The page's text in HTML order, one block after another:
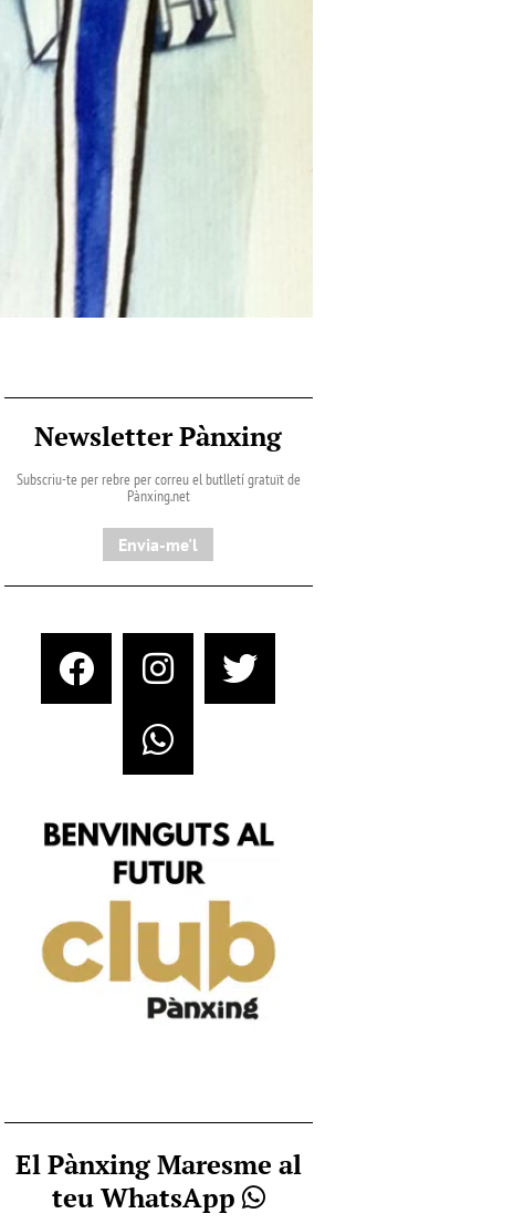
Newsletter Pànxing
Subscriu-te per rebre per correu el butlletí gratuït de
Pànxing.net​
Envia-me'l
El Pànxing Maresme al
teu WhatsApp